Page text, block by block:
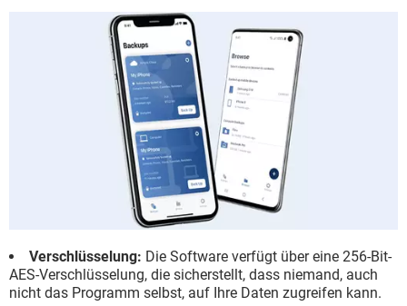
Verschlüsselung: Die Software verfügt über eine 256-Bit-
AES-Verschlüsselung, die sicherstellt, dass niemand, auch
nicht das Programm selbst, auf Ihre Daten zugreifen kann.